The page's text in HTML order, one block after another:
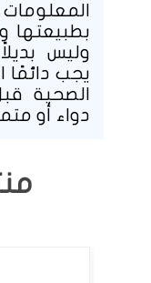
بطبيعتها
وليس
يجب دائمًا
الصحية
دواء أو